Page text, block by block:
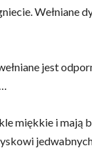
Wełniane
jest
miękkie i mają